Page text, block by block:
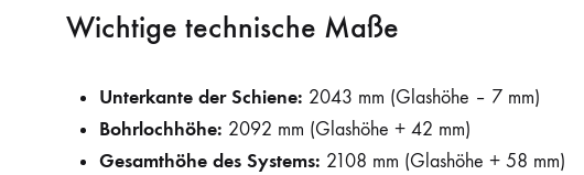
Wichtige technische Maße
Unterkante der Schiene: 2043 mm (Glashöhe – 7 mm)
Bohrlochhöhe: 2092 mm (Glashöhe + 42 mm)
Gesamthöhe des Systems: 2108 mm (Glashöhe + 58 mm)